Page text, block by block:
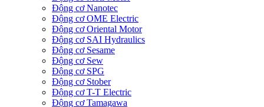
Động cơ Nanotec
Động cơ OME Electric
Động cơ Oriental Motor
Động cơ SAI Hydraulics
Động cơ Sesame
Động cơ Sew
Động cơ SPG
Động cơ Stober
Động cơ T-T Electric
Động cơ Tamagawa